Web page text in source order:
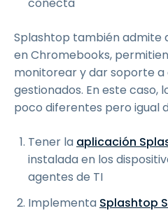
Splashtop también admite
en Chromebooks,
monitorear y dar soporte a
gestionados. En este caso,
poco diferentes pero igual
Tener la aplicación
instalada en los
agentes de TI
Implementa Splashtop